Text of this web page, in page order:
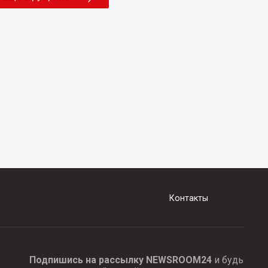
Контакты
Подпишись на рассылку NEWSROOM24и будь